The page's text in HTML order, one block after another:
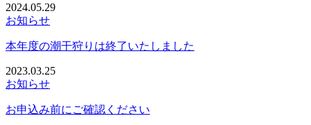
2024.05.29
お知らせ
本年度の潮干狩りは終了いたしました
2023.03.25
お知らせ
お申込み前にご確認ください